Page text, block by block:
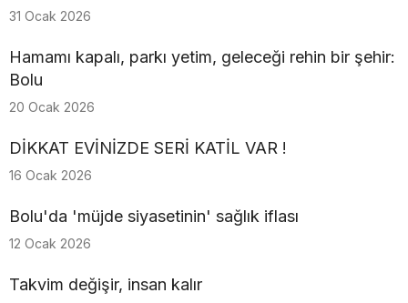
31 Ocak 2026
Hamamı kapalı, parkı yetim, geleceği rehin bir şehir:
Bolu
20 Ocak 2026
DİKKAT EVİNİZDE SERİ KATİL VAR !
16 Ocak 2026
Bolu'da 'müjde siyasetinin' sağlık iflası
12 Ocak 2026
Takvim değişir, insan kalır